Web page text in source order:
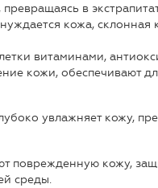
в
кожа,
витаминами,
кожи, обеспечивают
увлажняет кожу,
поврежденную кожу,
среды.